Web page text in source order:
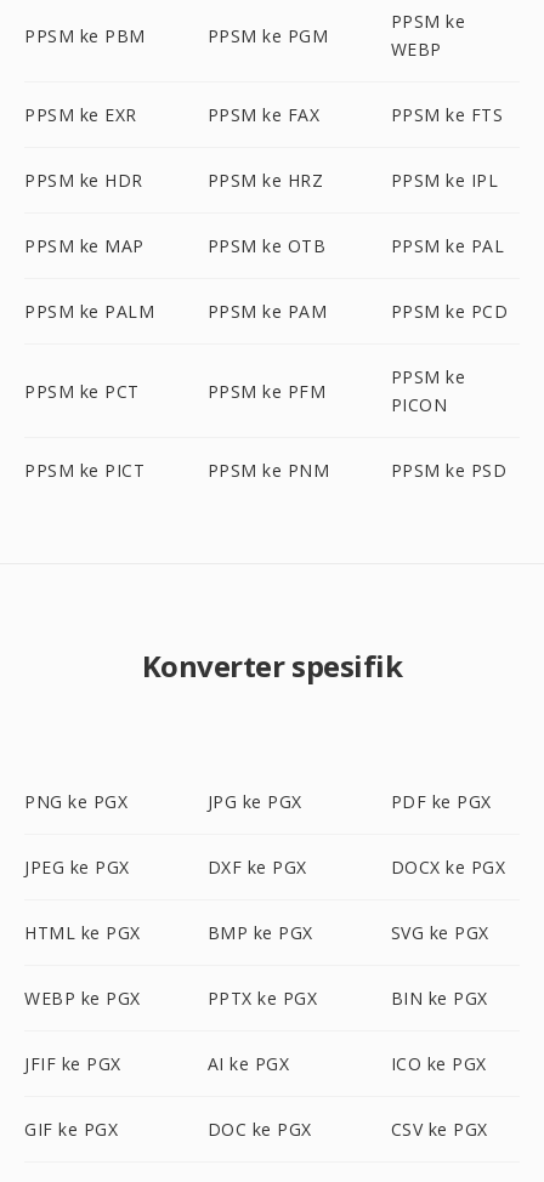
PPSM ke PBM PPSM ke PGM
PPSM ke
WEBP
PPSM ke EXR PPSM ke FAX PPSM ke FTS
PPSM ke HDR PPSM ke HRZ PPSM ke IPL
PPSM ke MAP PPSM ke OTB PPSM ke PAL
PPSM ke PALM PPSM ke PAM PPSM ke PCD
PPSM ke PCT PPSM ke PFM
PPSM ke
PICON
PPSM ke PICT PPSM ke PNM PPSM ke PSD
Konverter spesifik
PNG ke PGX JPG ke PGX PDF ke PGX
JPEG ke PGX DXF ke PGX DOCX ke PGX
HTML ke PGX BMP ke PGX SVG ke PGX
WEBP ke PGX PPTX ke PGX BIN ke PGX
JFIF ke PGX AI ke PGX ICO ke PGX
GIF ke PGX DOC ke PGX CSV ke PGX